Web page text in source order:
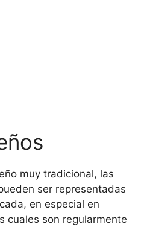
muy tradicional, las
ser representadas
en especial en
cuales son regularmente